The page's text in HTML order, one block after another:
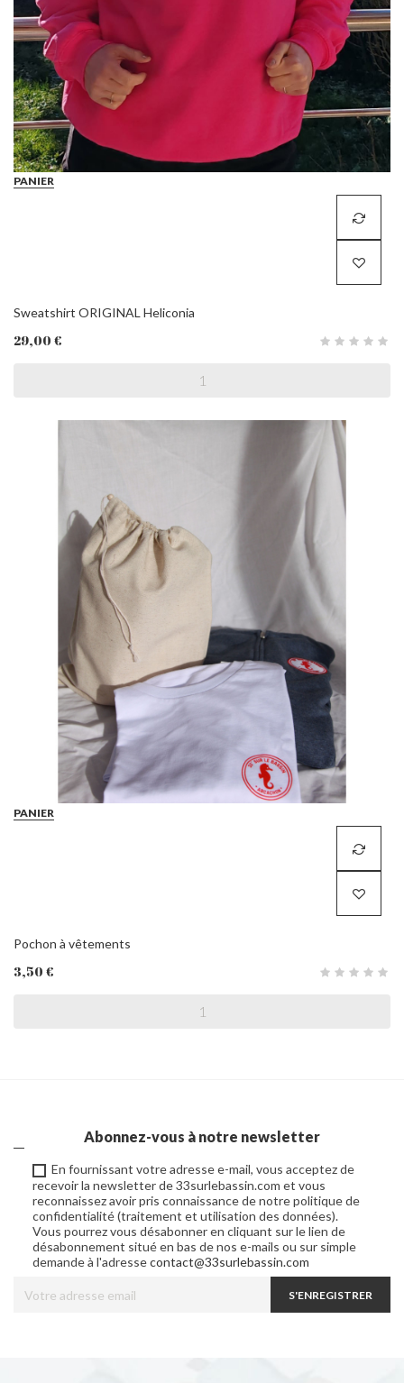
PANIER
Sweatshirt ORIGINAL Heliconia
29,00 €
PANIER
Pochon à vêtements
3,50 €
Abonnez-vous à notre newsletter
En fournissant votre adresse e-mail, vous acceptez de
recevoir la newsletter de 33surlebassin.com et vous
reconnaissez avoir pris connaissance de notre politique de
confidentialité (traitement et utilisation des données).
Vous pourrez vous désabonner en cliquant sur le lien de
désabonnement situé en bas de nos e-mails ou sur simple
demande à l'adressecontact@33surlebassin.com
S'ENREGISTRER